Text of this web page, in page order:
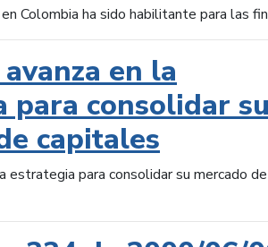
Colombia ha sido habilitante para las
en la
para consolidar
capitales
estrategia para consolidar su mercado de